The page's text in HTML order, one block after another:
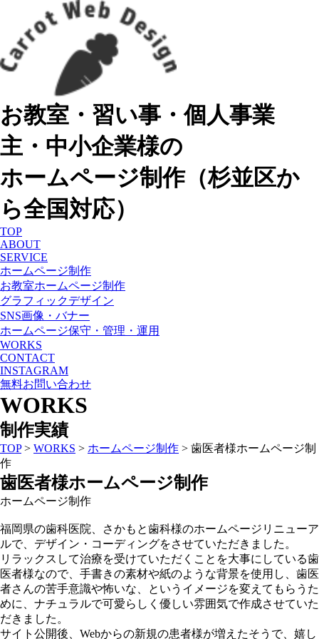
お教室・習い事・個人事業
主・中小企業様の
ホームページ制作（杉並区か
ら全国対応）
TOP
ABOUT
SERVICE
ホームページ制作
お教室ホームページ制作
グラフィックデザイン
SNS画像・バナー
ホームページ保守・管理・運用
WORKS
CONTACT
INSTAGRAM
無料お問い合わせ
WORKS
制作実績
TOP> WORKS > ホームページ制作 > 歯医者様ホームページ制
作
歯医者様ホームページ制作
ホームページ制作
福岡県の歯科医院、さかもと歯科様のホームページリニューア
ルで、デザイン・コーディングをさせていただきました。
リラックスして治療を受けていただくことを大事にしている歯
医者様なので、手書きの素材や紙のような背景を使用し、歯医
者さんの苦手意識や怖いな、というイメージを変えてもらうた
めに、ナチュラルで可愛らしく優しい雰囲気で作成させていた
だきました。
サイト公開後、Webからの新規の患者様が増えたそうで、嬉し